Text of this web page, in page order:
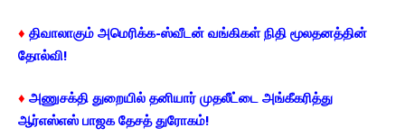
♦ திவாலாகும் அமெரிக்க-ஸ்வீடன் வங்கிகள் நிதி மூலதனத்தின்
தோல்வி!
♦ அணுசக்தி துறையில் தனியார் முதலீட்டை அங்கீகரித்து
ஆர்எஸ்எஸ் பாஜக தேசத் துரோகம்!